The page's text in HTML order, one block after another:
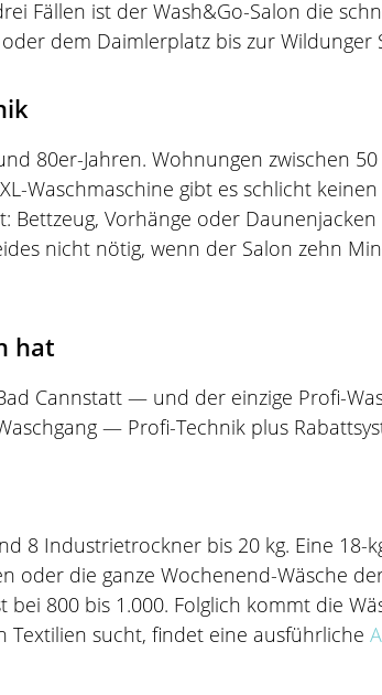
Fällen ist der Wash&Go-Salon die
dem Daimlerplatz bis zur Wildunger
80er-Jahren. Wohnungen zwischen
Waschmaschine gibt es schlicht
Bettzeug, Vorhänge oder
nicht nötig, wenn der Salon zehn
hat
Cannstatt — und der einzige Profi-
— Profi-Technik plus
8 Industrietrockner bis 20 kg. Eine 18-
oder die ganze Wochenend-Wäsche
800 bis 1.000. Folglich kommt die
sucht, findet eine ausführliche